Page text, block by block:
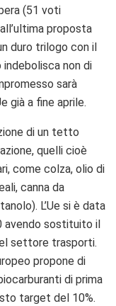
(51 voti
proposta
duro trilogo con il
non di
sarà
già a fine aprile.
di un tetto
quelli cioè
come colza, olio di
canna da
L’Ue si è data
avendo sostituito il
settore trasporti.
propone di
di prima
target del 10%.